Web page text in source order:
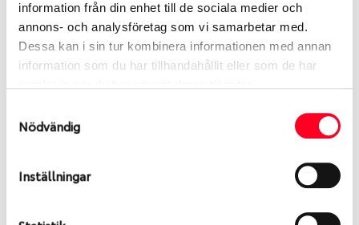
information från din enhet till de sociala medier och
annons- och analysföretag som vi samarbetar med.
Dessa kan i sin tur kombinera informationen med annan
information som du har tillhandahållit eller som de har
Nödvändig
Inställningar
Ange registreringsnummer för att se om det däck
du valt passar din bilmodell. Om du köper däck som
skall sättas på dina befintliga fälgar, se till att kolla
årens lopp och inte vara samma dimension som
bilen hade ut från fabrik.